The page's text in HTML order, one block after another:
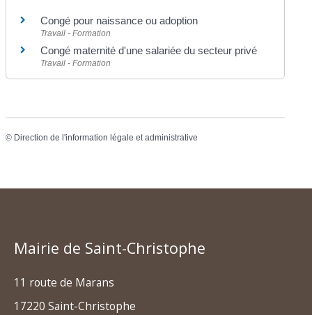
Congé pour naissance ou adoption
Travail - Formation
Congé maternité d'une salariée du secteur privé
Travail - Formation
© Direction de l'information légale et administrative
Mairie de Saint-Christophe
11 route de Marans
17220 Saint-Christophe